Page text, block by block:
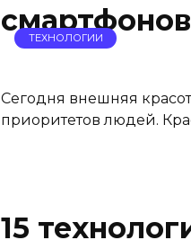
смартфонов
ТЕХНОЛОГИИ
Сегодня внешняя
приоритетов людей.
15